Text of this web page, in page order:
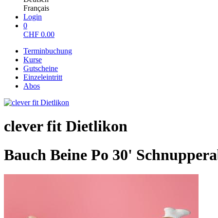
Français
Login
0
CHF 0.00
Terminbuchung
Kurse
Gutscheine
Einzeleintritt
Abos
clever fit Dietlikon
Bauch Beine Po 30'